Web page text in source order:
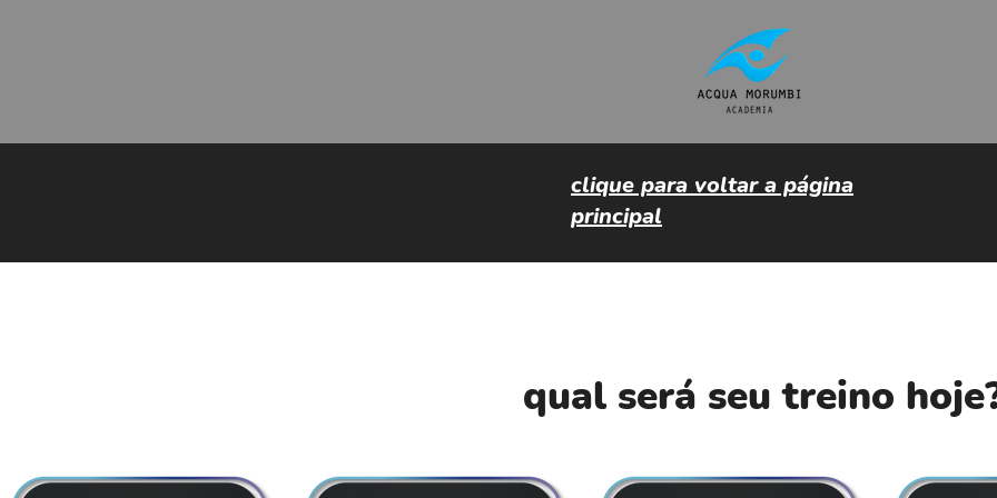
clique para voltar a página
principal
qual será seu treino